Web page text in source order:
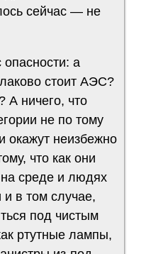
сейчас — не
опасности: а
стоит АЭС?
А ничего, что
не по тому
окажут неизбежно
что как они
на среде и людях
и в том случае,
под чистым
ртутные лампы,